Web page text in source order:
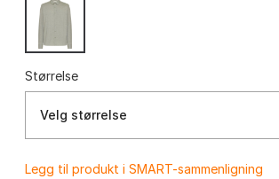
Størrelse
Velg størrelse
Legg til produkt i SMART-sammenligning